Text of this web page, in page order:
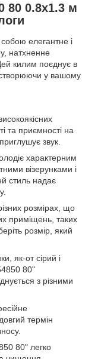
80 0.8х1.3 м
елегантне і
натхненне
килим поєднує в
створюючи у вашому
та приємності на
звук.
характерним
візерунками і
стиль надає
розмірах, що
приміщень, таких
розмір, який
як-от сірий і
80"
з різними
термін
80" легко